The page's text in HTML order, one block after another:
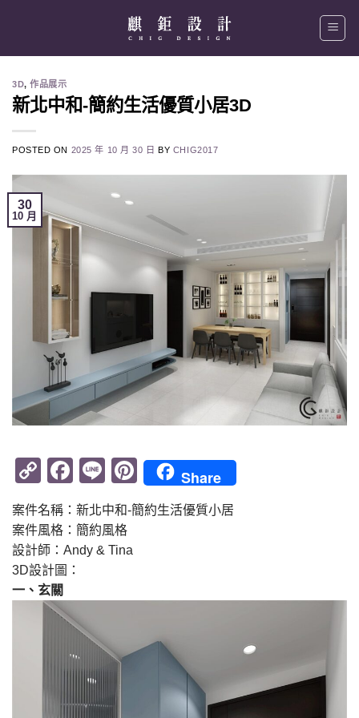
3D,作品展示
新北中和-簡約生活優質小居3D
POSTED ON 2025 年 10 月 30 日 BY CHIG2017
30
10 月
Copy
Link
Facebook
LinePinterest
Share
案件名稱：新北中和-簡約生活優質小居
案件風格：簡約風格
設計師：Andy & Tina
3D設計圖：
一、玄關